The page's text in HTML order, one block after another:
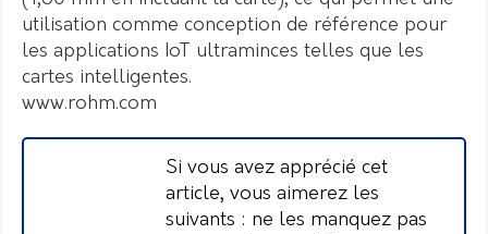
utilisation comme conception de référence pour
les applications IoT ultraminces telles que les
cartes intelligentes.
www.rohm.com
Si vous avez apprécié cet
article, vous aimerez les
suivants : ne les manquez pas